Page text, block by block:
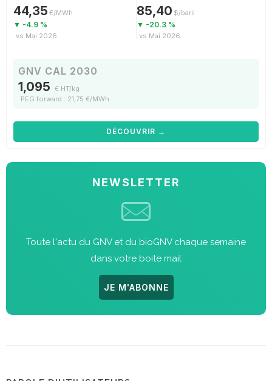
44,35 €/MWh
▼ -4.9 %
vs Mai 2026
85,40 $/baril
▼ -20.3 %
vs Mai 2026
GNV CAL 2030
1,095 € HT/kg
PEG forward : 21,75 €/MWh
DÉCOUVRIR →
NEWSLETTER
Toute l'actu du GNV et du bioGNV chaque semaine
dans votre boite mail
JE M'ABONNE